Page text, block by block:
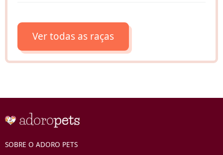
Ver todas as raças
SOBRE O ADORO PETS